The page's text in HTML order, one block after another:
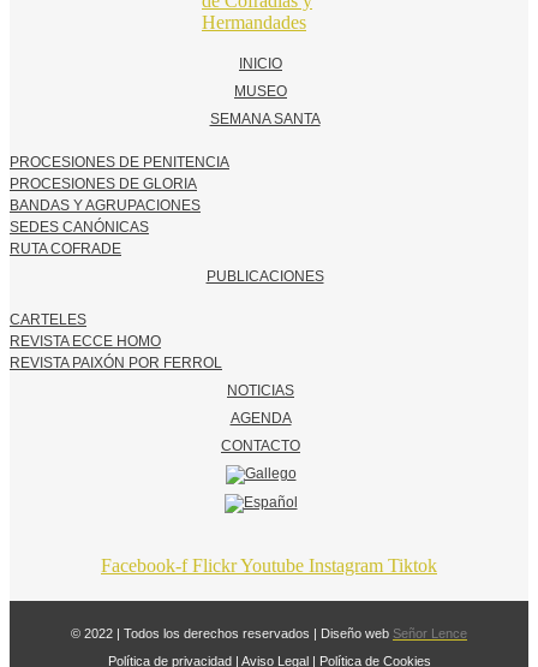
INICIO
MUSEO
SEMANA SANTA
PROCESIONES DE PENITENCIA
PROCESIONES DE GLORIA
BANDAS Y AGRUPACIONES
SEDES CANÓNICAS
RUTA COFRADE
PUBLICACIONES
CARTELES
REVISTA ECCE HOMO
REVISTA PAIXÓN POR FERROL
NOTICIAS
AGENDA
CONTACTO
Facebook-f FlickrYoutube Instagram Tiktok
© 2022 | Todos los derechos reservados | Diseño web Señor Lence
Política de privacidad| Aviso Legal| Política de Cookies